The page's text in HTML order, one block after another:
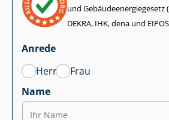
und Ge­bäu­de­en­er­gie­ge­setz
DEKRA, IHK, dena und
Anrede
Herr
Frau
Name